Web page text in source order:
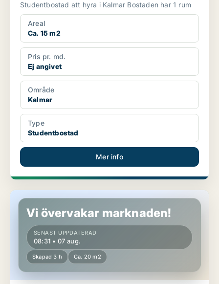
Studentbostad att hyra i Kalmar Bostaden har 1 rum
Areal
Ca. 15 m2
Pris pr. md.
Ej angivet
Område
Kalmar
Type
Studentbostad
Mer info
Studentbostad i Kalmar
Vi övervakar marknaden!
SENAST UPPDATERAD
08:31 • 07 aug.
Skapad 3 h Ca. 20 m2